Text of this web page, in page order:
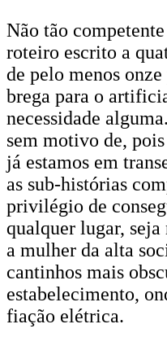
Não tão
roteiro escrito a
de pelo menos onze
brega para o
necessidade
sem motivo de,
já estamos em
as sub-histórias
privilégio de
qualquer lugar, seja
a mulher da alta
cantinhos mais
estabelecimento,
fiação elétrica.